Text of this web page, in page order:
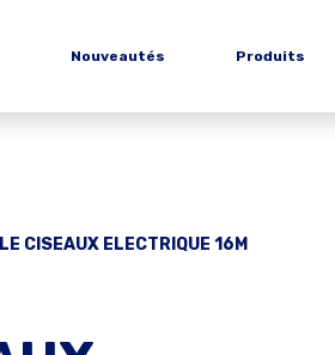
Nouveautés Produits
CISEAUX ELECTRIQUE 16M